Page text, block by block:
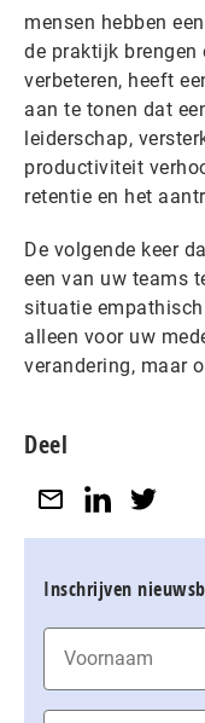
mensen hebben
de praktijk brengen
verbeteren, heeft
aan te tonen dat
leiderschap,
productiviteit
retentie en het
De volgende keer
een ​​van uw teams
situatie
alleen voor uw
verandering, maar
Deel
Inschrijven